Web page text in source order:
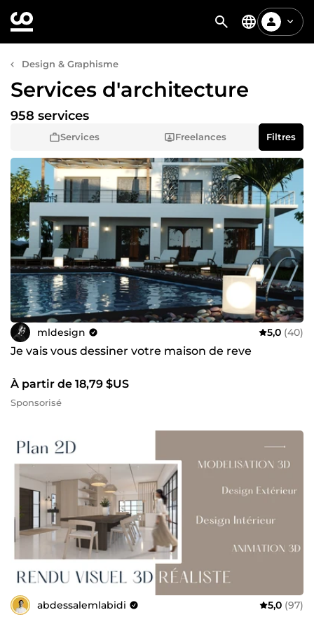
Design & Graphisme
Services d'architecture
Services Freelances
958 services
Filtres
mldesign 5,0 (40)
Je vais vous dessiner votre maison de reve
À partir de 18,79 $US
Sponsorisé
abdessalemlabidi 5,0 (97)